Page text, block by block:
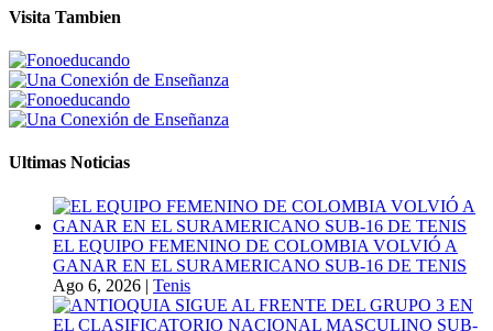
Visita Tambien
Ultimas Noticias
EL EQUIPO FEMENINO DE COLOMBIA VOLVIÓ A
GANAR EN EL SURAMERICANO SUB-16 DE TENIS
Ago 6, 2026 | Tenis